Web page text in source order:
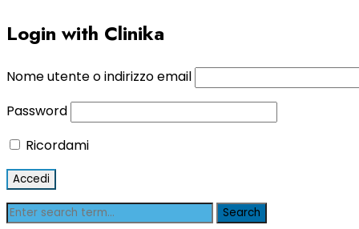
Login with Clinika
Nome utente o indirizzo email
Password
Ricordami